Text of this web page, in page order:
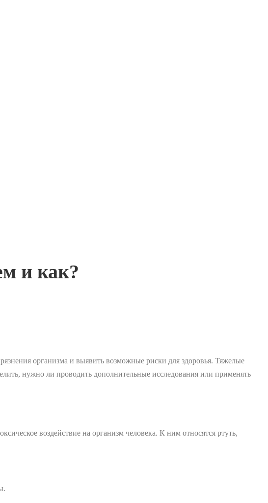
и как?
организма и выявить возможные риски для здоровья. Тяжелые
нужно ли проводить дополнительные исследования или применять
воздействие на организм человека. К ним относятся ртуть,